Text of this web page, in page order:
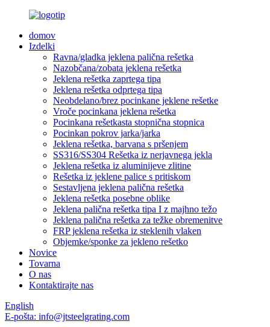
domov
Izdelki
Ravna/gladka jeklena palična rešetka
Nazobčana/zobata jeklena rešetka
Jeklena rešetka zaprtega tipa
Jeklena rešetka odprtega tipa
Neobdelano/brez pocinkane jeklene rešetke
Vroče pocinkana jeklena rešetka
Pocinkana rešetkasta stopnična stopnica
Pocinkan pokrov jarka/jarka
Jeklena rešetka, barvana s pršenjem
SS316/SS304 Rešetka iz nerjavnega jekla
Jeklena rešetka iz aluminijeve zlitine
Rešetka iz jeklene palice s pritiskom
Sestavljena jeklena palična rešetka
Jeklena rešetka posebne oblike
Jeklena palična rešetka tipa I z majhno težo
Jeklena palična rešetka za težke obremenitve
FRP jeklena rešetka iz steklenih vlaken
Objemke/sponke za jekleno rešetko
Novice
Tovarna
O nas
Kontaktirajte nas
English
E-pošta: info@jtsteelgrating.com